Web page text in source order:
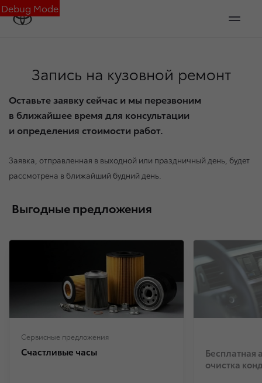
Debug Mode
Запись на кузовной ремонт
Оставьте заявку сейчас и мы перезвоним
в ближайшее время для консультации
и определения стоимости работ.
Заявка, отправленная в выходной или праздничный день, будет
рассмотрена в ближайший будний день.
Выгодные предложения
Сервисные предложения
Счастливые часы
Бесплатная
очистка